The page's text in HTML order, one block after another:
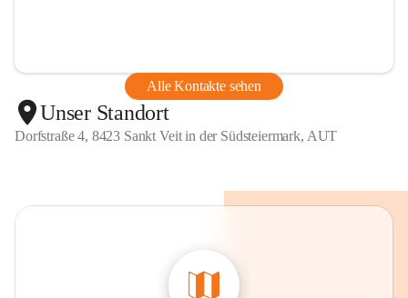
Alle Kontakte sehen
Unser Standort
Dorfstraße 4, 8423 Sankt Veit in der Südsteiermark, AUT